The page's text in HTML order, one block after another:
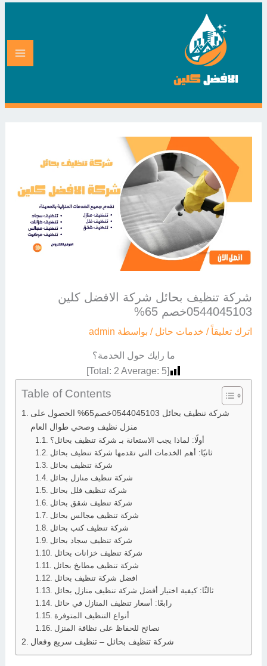
شركة تنظيف بحائل شركة الافضل كلين
0544045103خصم 65%
اترك تعليقاً / خدمات حائل / بواسطة admin
ما رايك حول الخدمة؟
[Total:
2 Average: 5
]
Table of Contents
شركة تنظيف بحائل 0544045103خصم65% الحصول على
منزل نظيف وصحي طوال العام
أولًا: لماذا يجب الاستعانة بـ شركة تنظيف بحائل؟
ثانيًا: أهم الخدمات التي تقدمها شركة تنظيف بحائل
شركة تنظيف بحائل
شركة تنظيف منازل بحائل
شركة تنظيف فلل بحائل
شركة تنظيف شقق بحائل
شركة تنظيف مجالس بحائل
شركة تنظيف كنب بحائل
شركة تنظيف سجاد بحائل
شركة تنظيف خزانات بحائل
شركة تنظيف مطابخ بحائل
افضل شركة تنظيف بحائل
ثالثًا: كيفية اختيار أفضل شركة تنظيف منازل بحائل
رابعًا: أسعار تنظيف المنازل في حائل
أنواع التنظيف المتوفرة
نصائح للحفاظ على نظافة المنزل
شركة تنظيف بحائل – تنظيف سريع وفعال